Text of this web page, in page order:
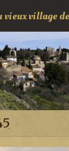
vieux village